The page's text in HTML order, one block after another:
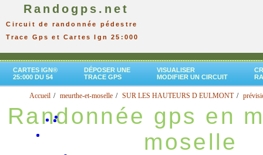
Randogps.net
Circuit de randonnée pédestre
Trace Gps et Cartes Ign 25:000
CARTES IGN®
25:000 DU 54
DÉPOSER UNE
TRACE GPS
VISUALISER
MODIFIER UN CIRCUIT
Accueil meurthe-et-moselle SUR LES HAUTEURS D EULMONT
Randonnée gps en
moselle